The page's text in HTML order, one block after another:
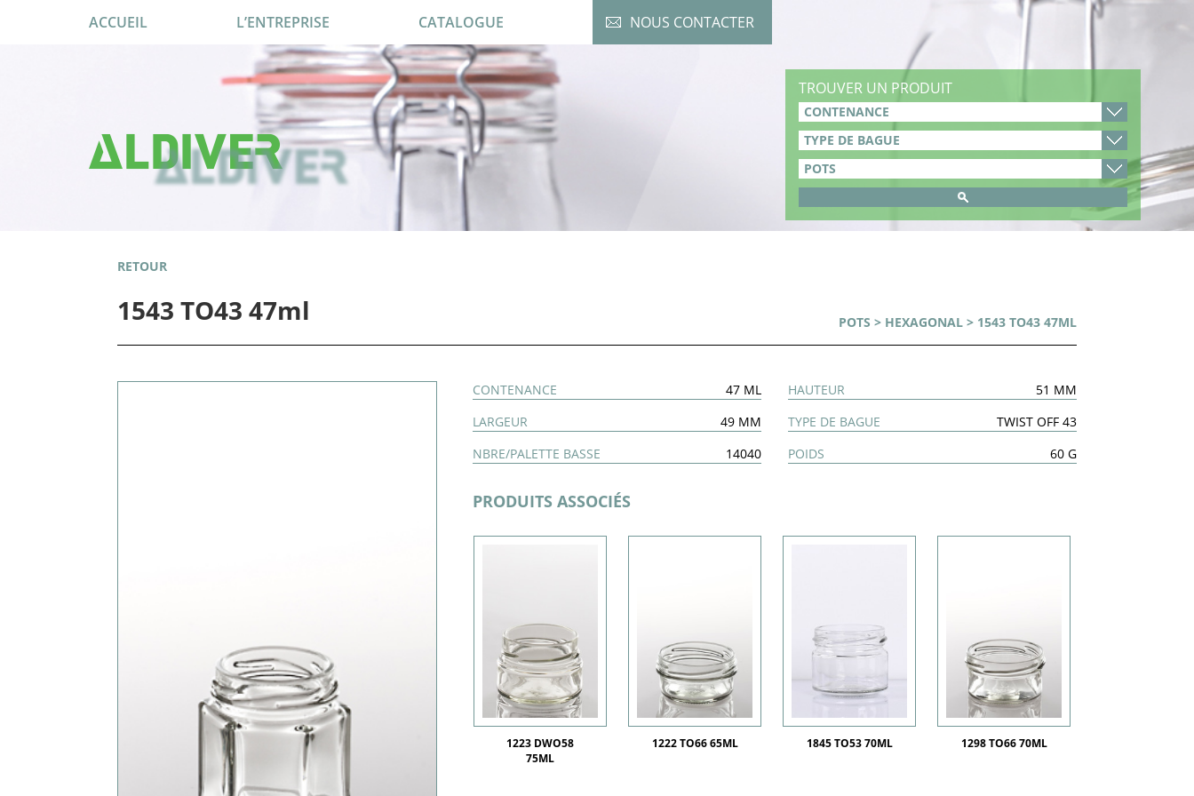
ACCUEIL L’ENTREPRISE CATALOGUE NOUS CONTACTER
TROUVER UN PRODUIT
RETOUR
POTS > HEXAGONAL > 1543 TO43 47ML
1543 TO43 47ml
CONTENANCE 47 ML HAUTEUR
51 MM
LARGEUR
49 MM TYPE DE BAGUE
TWIST OFF 43
NBRE/PALETTE BASSE
14040 POIDS 60 G
PRODUITS ASSOCIÉS
1223 DWO58
75ML
1222 TO66 65ML 1845 TO53 70ML 1298 TO66 70ML